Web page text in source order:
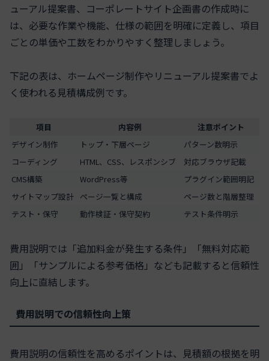
ューアル提案書、コーポレートサイト企画書の作成時に
は、必要な作業や機能、仕様の範囲を明確に定義し、項目
ごとの単価や工数をわかりやすく整理しましょう。
下記の表は、ホームページ制作やリニューアル提案書でよ
く使われる見積構成例です。
項目 内容例
注意ポイント
デザイン制作
トップ・下層ページ
パターン数明示
コーディング
HTML、CSS、レスポンシブ
対応ブラウザ記載
CMS構築
WordPress等
プラグイン範囲明記
サイトマップ設計 ページ一覧と構成
ページ数と階層整理
テスト・保守
動作検証・保守契約 テスト条件明示
費用説明では「追加料金が発生する条件」「無料対応範
囲」「サンプルによる参考価格」なども記載すると信頼性
向上に直結します。
費用説明での信頼性向上策
費用説明の信頼性を高めるポイントは、見積額の根拠を明